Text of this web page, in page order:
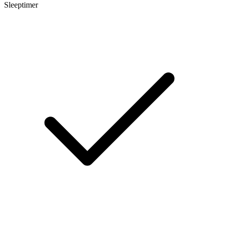
Sleeptimer